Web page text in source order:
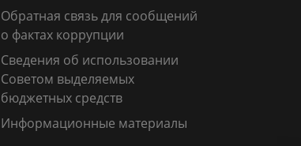
Обратная связь для сообщений
о фактах коррупции
Сведения об использовании
Советом выделяемых
бюджетных средств
Информационные материалы